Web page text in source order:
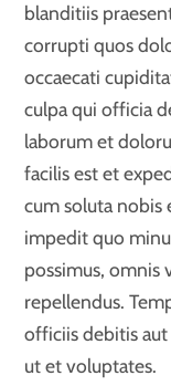
blanditiis
corrupti quos
occaecati
culpa qui officia
laborum et
facilis est et
cum soluta
impedit quo
possimus, omnis
repellendus.
officiis debitis
ut et voluptates.